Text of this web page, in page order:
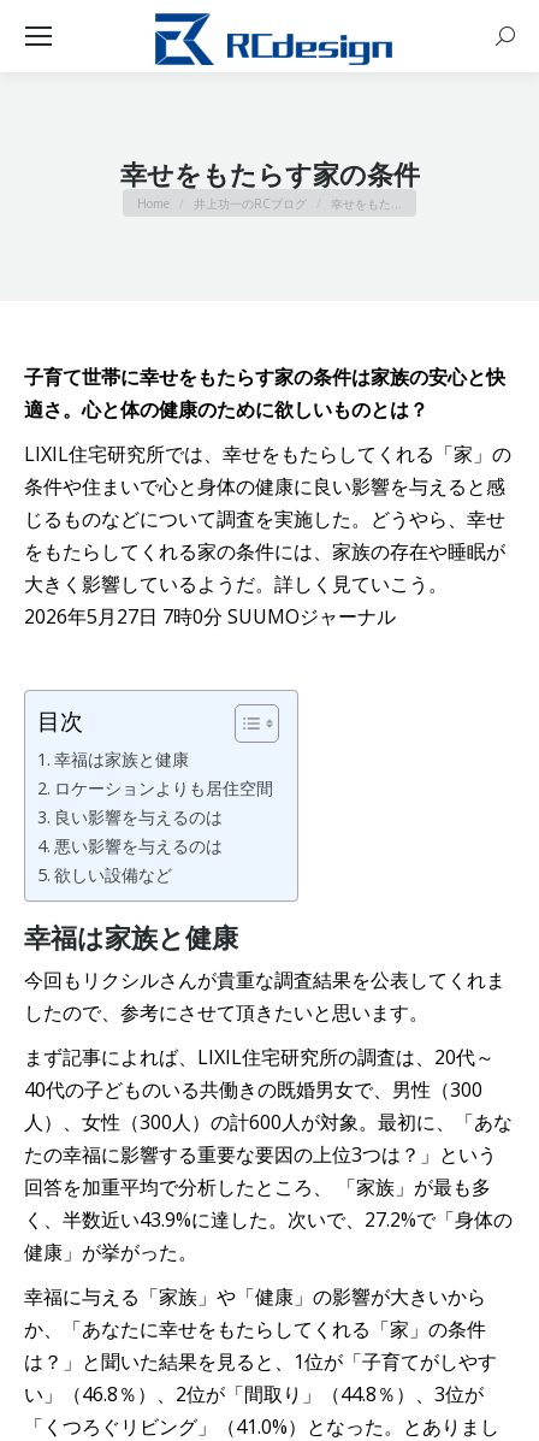
幸せをもたらす家の条件
You are here:
Home 井上功一のRCブログ 幸せをもた…
子育て世帯に幸せをもたらす家の条件は家族の安心と快
適さ。心と体の健康のために欲しいものとは？
LIXIL住宅研究所では、幸せをもたらしてくれる「家」の
条件や住まいで心と身体の健康に良い影響を与えると感
じるものなどについて調査を実施した。どうやら、幸せ
をもたらしてくれる家の条件には、家族の存在や睡眠が
大きく影響しているようだ。詳しく見ていこう。
2026年5月27日 7時0分 SUUMOジャーナル
目次
幸福は家族と健康
ロケーションよりも居住空間
良い影響を与えるのは
悪い影響を与えるのは
欲しい設備など
幸福は家族と健康
今回もリクシルさんが貴重な調査結果を公表してくれま
したので、参考にさせて頂きたいと思います。
まず記事によれば、LIXIL住宅研究所の調査は、20代～
40代の子どものいる共働きの既婚男女で、男性（300
人）、女性（300人）の計600人が対象。最初に、「あな
たの幸福に影響する重要な要因の上位3つは？」という
回答を加重平均で分析したところ、 「家族」が最も多
く、半数近い43.9%に達した。次いで、27.2%で「身体の
健康」が挙がった。
幸福に与える「家族」や「健康」の影響が大きいから
か、「あなたに幸せをもたらしてくれる「家」の条件
は？」と聞いた結果を見ると、1位が「子育てがしやす
い」（46.8％）、2位が「間取り」（44.8％）、3位が
「くつろぐリビング」（41.0%）となった。とありまし